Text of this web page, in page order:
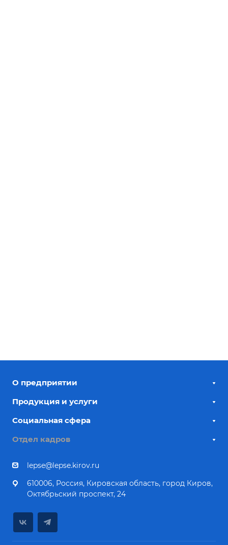
О предприятии
Продукция и услуги
Социальная сфера
Отдел кадров
lepse@lepse.kirov.ru
610006, Россия, Кировская область, город Киров,
Октябрьский проспект, 24